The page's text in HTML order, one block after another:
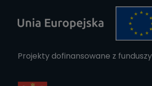
Projekty dofinansowane z